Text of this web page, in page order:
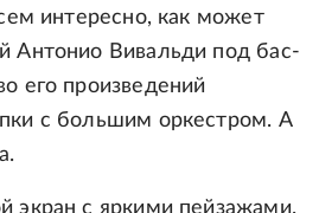
интересно, как может
Антонио Вивальди под бас-
его произведений
с большим оркестром. А
экран с яркими пейзажами.